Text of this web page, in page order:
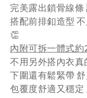
完美露出鎖骨線條
搭配前排釦造型
👏
內附可拆一體式
不用另外搭內衣
下圍還有鬆緊帶
包覆度舒適又穩定